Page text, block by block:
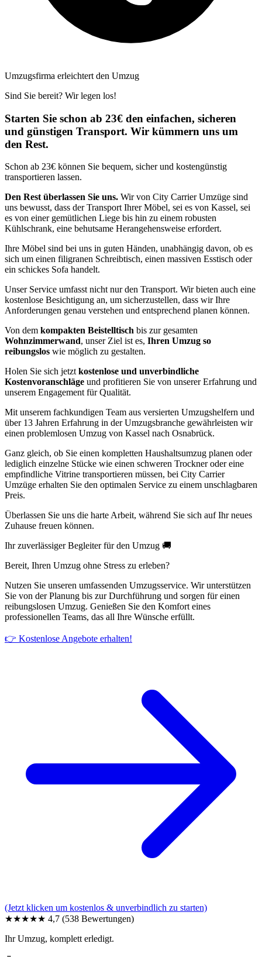
Umzugsfirma erleichtert den Umzug
Sind Sie bereit? Wir legen los!
Starten Sie schon ab 23€ den einfachen, sicheren
und günstigen Transport. Wir kümmern uns um
den Rest.
Schon ab 23€ können Sie bequem, sicher und kostengünstig
transportieren lassen.
Den Rest überlassen Sie uns. Wir von City Carrier Umzüge sind
uns bewusst, dass der Transport Ihrer Möbel, sei es von Kassel, sei
es von einer gemütlichen Liege bis hin zu einem robusten
Kühlschrank, eine behutsame Herangehensweise erfordert.
Ihre Möbel sind bei uns in guten Händen, unabhängig davon, ob es
sich um einen filigranen Schreibtisch, einen massiven Esstisch oder
ein schickes Sofa handelt.
Unser Service umfasst nicht nur den Transport. Wir bieten auch eine
kostenlose Besichtigung an, um sicherzustellen, dass wir Ihre
Anforderungen genau verstehen und entsprechend planen können.
Von dem kompakten Beistelltisch bis zur gesamten
Wohnzimmerwand, unser Ziel ist es, Ihren Umzug so
reibungslos wie möglich zu gestalten.
Holen Sie sich jetzt kostenlose und unverbindliche
Kostenvoranschläge und profitieren Sie von unserer Erfahrung und
unserem Engagement für Qualität.
Mit unserem fachkundigen Team aus versierten Umzugshelfern und
über 13 Jahren Erfahrung in der Umzugsbranche gewährleisten wir
einen problemlosen Umzug von Kassel nach Osnabrück.
Ganz gleich, ob Sie einen kompletten Haushaltsumzug planen oder
lediglich einzelne Stücke wie einen schweren Trockner oder eine
empfindliche Vitrine transportieren müssen, bei City Carrier
Umzüge erhalten Sie den optimalen Service zu einem unschlagbaren
Preis.
Überlassen Sie uns die harte Arbeit, während Sie sich auf Ihr neues
Zuhause freuen können.
Ihr zuverlässiger Begleiter für den Umzug 🚚
Bereit, Ihren Umzug ohne Stress zu erleben?
Nutzen Sie unseren umfassenden Umzugsservice. Wir unterstützen
Sie von der Planung bis zur Durchführung und sorgen für einen
reibungslosen Umzug. Genießen Sie den Komfort eines
professionellen Teams, das all Ihre Wünsche erfüllt.
👉 Kostenlose Angebote erhalten!
(Jetzt klicken um kostenlos & unverbindlich zu starten)
★★★★★ 4,7 (538 Bewertungen)
Ihr Umzug, komplett erledigt.